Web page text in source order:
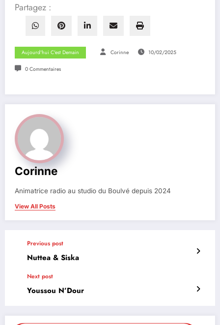
Partagez :
Aujourd'hui C'est Demain Corinne 10/02/2025
0 Commentaires
Corinne
Animatrice radio au studio du Boulvé depuis 2024
View All Posts
Previous post
Nuttea & Siska
Next post
Youssou N’Dour